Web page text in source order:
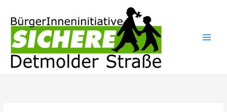
Inhalt
springen